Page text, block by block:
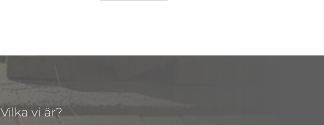
Vilka vi är?